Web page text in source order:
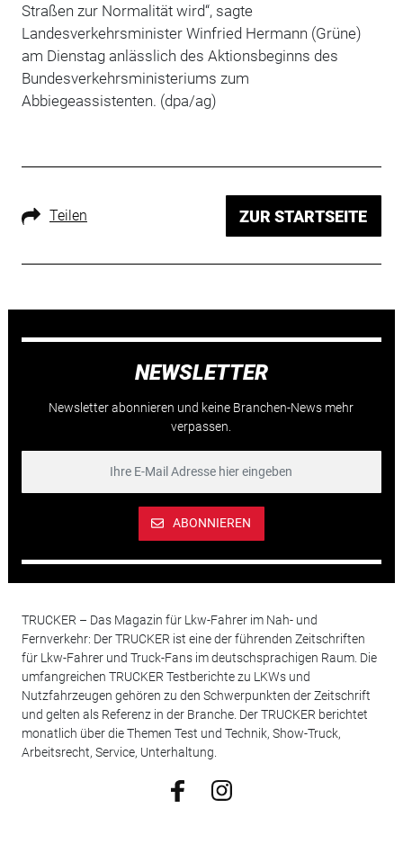
Straßen zur Normalität wird“, sagte
Landesverkehrsminister Winfried Hermann (Grüne)
am Dienstag anlässlich des Aktionsbeginns des
Bundesverkehrsministeriums zum
Abbiegeassistenten. (dpa/ag)
Teilen ZUR STARTSEITE
NEWSLETTER
Newsletter abonnieren und keine Branchen-News mehr
verpassen.
ABONNIEREN
TRUCKER – Das Magazin für Lkw-Fahrer im Nah- und
Fernverkehr: Der TRUCKER ist eine der führenden Zeitschriften
für Lkw-Fahrer und Truck-Fans im deutschsprachigen Raum. Die
umfangreichen TRUCKER Testberichte zu LKWs und
Nutzfahrzeugen gehören zu den Schwerpunkten der Zeitschrift
und gelten als Referenz in der Branche. Der TRUCKER berichtet
monatlich über die Themen Test und Technik, Show-Truck,
Arbeitsrecht, Service, Unterhaltung.